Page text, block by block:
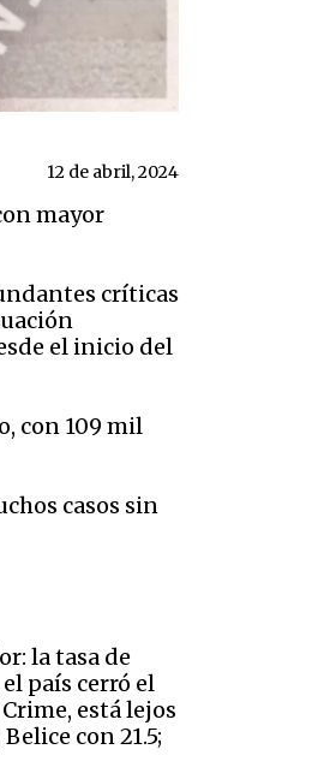
12 de abril, 2024
mayor
críticas
el inicio del
con 109 mil
casos sin
la tasa de
país cerró el
está lejos
con 21.5;